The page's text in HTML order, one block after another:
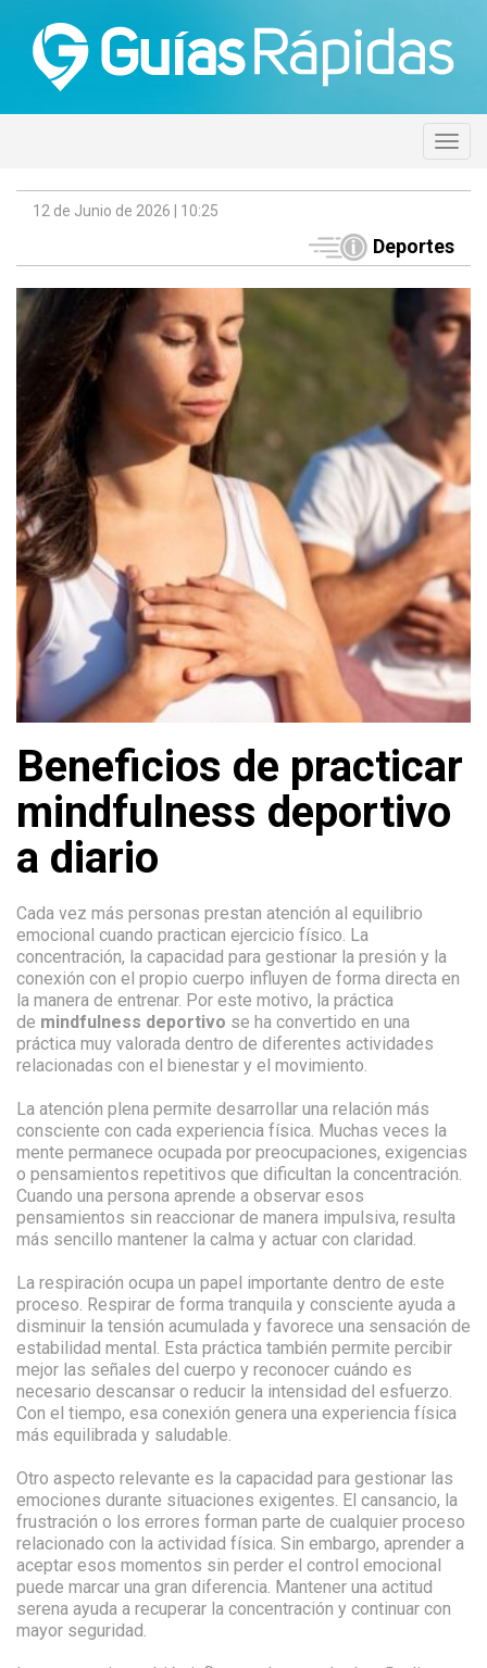
12 de Junio de 2026 | 10:25
Deportes
Beneficios de practicar
mindfulness deportivo
a diario
Cada vez más personas prestan atención al equilibrio
emocional cuando practican ejercicio físico. La
concentración, la capacidad para gestionar la presión y la
conexión con el propio cuerpo influyen de forma directa en
la manera de entrenar. Por este motivo, la práctica
de mindfulness deportivo se ha convertido en una
práctica muy valorada dentro de diferentes actividades
relacionadas con el bienestar y el movimiento.
La atención plena permite desarrollar una relación más
consciente con cada experiencia física. Muchas veces la
mente permanece ocupada por preocupaciones, exigencias
o pensamientos repetitivos que dificultan la concentración.
Cuando una persona aprende a observar esos
pensamientos sin reaccionar de manera impulsiva, resulta
más sencillo mantener la calma y actuar con claridad.
La respiración ocupa un papel importante dentro de este
proceso. Respirar de forma tranquila y consciente ayuda a
disminuir la tensión acumulada y favorece una sensación de
estabilidad mental. Esta práctica también permite percibir
mejor las señales del cuerpo y reconocer cuándo es
necesario descansar o reducir la intensidad del esfuerzo.
Con el tiempo, esa conexión genera una experiencia física
más equilibrada y saludable.
Otro aspecto relevante es la capacidad para gestionar las
emociones durante situaciones exigentes. El cansancio, la
frustración o los errores forman parte de cualquier proceso
relacionado con la actividad física. Sin embargo, aprender a
aceptar esos momentos sin perder el control emocional
puede marcar una gran diferencia. Mantener una actitud
serena ayuda a recuperar la concentración y continuar con
mayor seguridad.